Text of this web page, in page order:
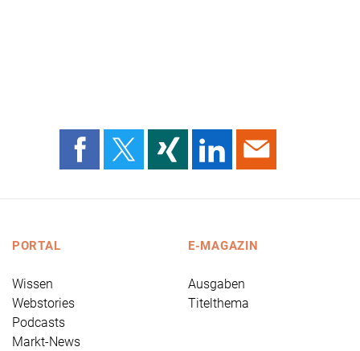
PORTAL
Wissen
Webstories
Podcasts
Markt-News
E-MAGAZIN
Ausgaben
Titelthema